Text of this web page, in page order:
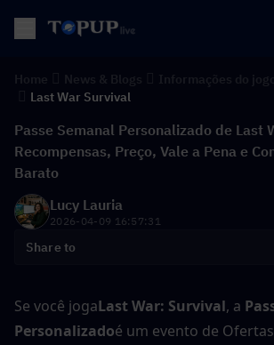
Last War Survival
Passe Semanal Personalizado de Last
Recompensas, Preço, Vale a Pena e
Barato
Lucy Lauria
2026-04-09 16:57:31
Share to
Se você jogaLast War: Survival, a
Personalizadoé um evento de